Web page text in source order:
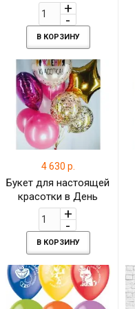
В КОРЗИНУ
4 630 р.
Букет для настоящей
красотки в День
рождения
В КОРЗИНУ